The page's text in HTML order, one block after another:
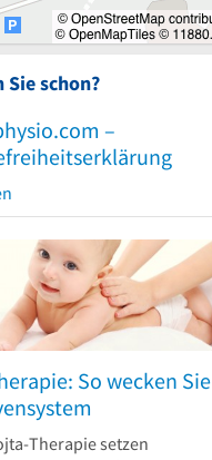
Sie schon?
–
So wecken Sie
Therapie setzen